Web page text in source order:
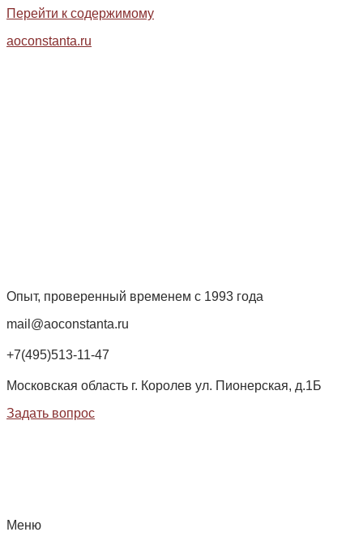
Перейти к содержимому
aoconstanta.ru
Опыт, проверенный временем с 1993 года
mail@aoconstanta.ru
+7(495)513-11-47
Московская область г. Королев ул. Пионерская, д.1Б
Задать вопрос
Меню